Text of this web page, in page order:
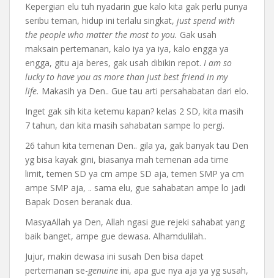
Kepergian elu tuh nyadarin gue kalo kita gak perlu punya
seribu teman, hidup ini terlalu singkat, just spend with
the people who matter the most to you. Gak usah
maksain pertemanan, kalo iya ya iya, kalo engga ya
engga, gitu aja beres, gak usah dibikin repot. I am so
lucky to have you as more than just best friend in my
life. Makasih ya Den.. Gue tau arti persahabatan dari elo.
Inget gak sih kita ketemu kapan? kelas 2 SD, kita masih
7 tahun, dan kita masih sahabatan sampe lo pergi.
26 tahun kita temenan Den.. gila ya, gak banyak tau Den
yg bisa kayak gini, biasanya mah temenan ada time
limit, temen SD ya cm ampe SD aja, temen SMP ya cm
ampe SMP aja, .. sama elu, gue sahabatan ampe lo jadi
Bapak Dosen beranak dua.
MasyaAllah ya Den, Allah ngasi gue rejeki sahabat yang
baik banget, ampe gue dewasa. Alhamdulilah..
Jujur, makin dewasa ini susah Den bisa dapet
pertemanan se-genuine ini, apa gue nya aja ya yg susah,